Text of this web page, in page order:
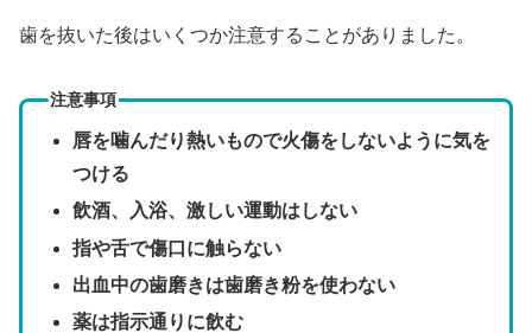
歯を抜いた後はいくつか注意することがありました。
注意事項
唇を噛んだり熱いもので火傷をしないように気を
つける
飲酒、入浴、激しい運動はしない
指や舌で傷口に触らない
出血中の歯磨きは歯磨き粉を使わない
薬は指示通りに飲む